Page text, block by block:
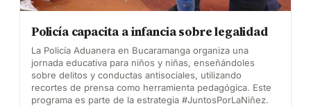
Policía capacita a infancia sobre legalidad
La Policía Aduanera en Bucaramanga organiza una
jornada educativa para niños y niñas, enseñándoles
sobre delitos y conductas antisociales, utilizando
recortes de prensa como herramienta pedagógica. Este
programa es parte de la estrategia #JuntosPorLaNiñez.